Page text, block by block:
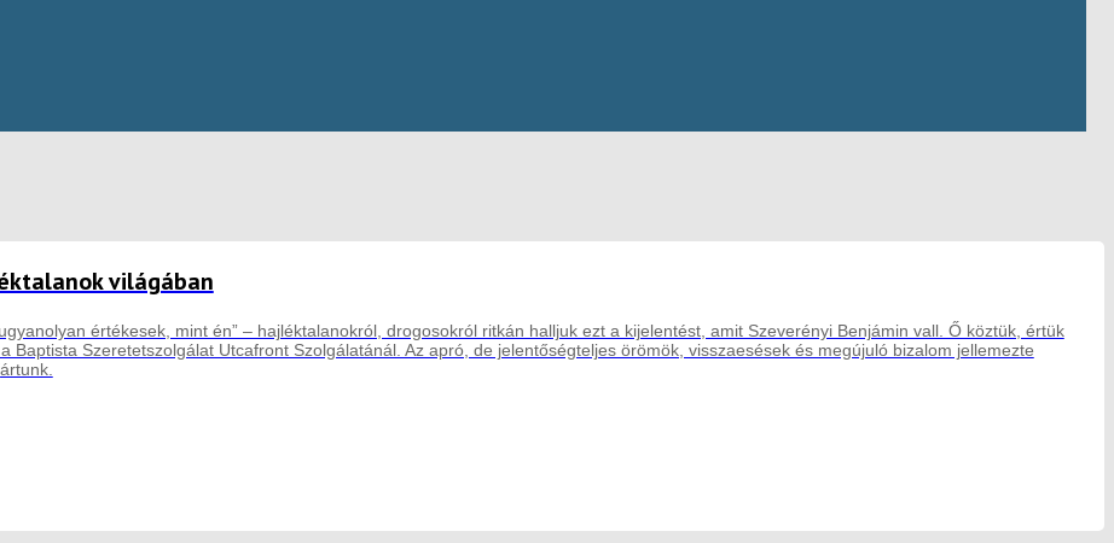
világában
értékesek, mint én” – hajléktalanokról, drogosokról ritkán halljuk ezt a kijelentést, amit Szeverényi Benjámin vall. Ő köztük, értük
Baptista Szeretetszolgálat Utcafront Szolgálatánál. Az apró, de jelentőségteljes örömök, visszaesések és megújuló bizalom jellemezte